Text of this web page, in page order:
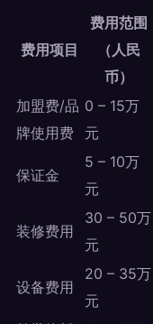
费用项目
费用范围
（人民
币）
加盟费/品
牌使用费
0 – 15万
元
保证金
5 – 10万
元
装修费用
30 – 50万
元
设备费用
20 – 35万
元